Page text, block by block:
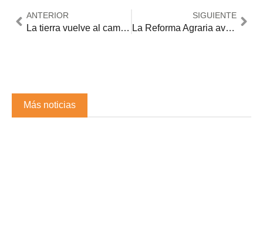
ANTERIOR
La tierra vuelve al campesino
SIGUIENTE
La Reforma Agraria avanza y transforma el campo colombiano
Más noticias